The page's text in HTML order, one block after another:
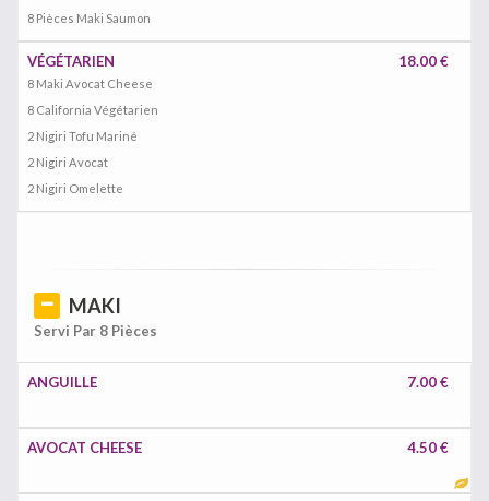
8 Pièces Maki Saumon
VÉGÉTARIEN
8 Maki Avocat Cheese
8 California Végétarien
2 Nigiri Tofu Mariné
2 Nigiri Avocat
2 Nigiri Omelette
18.00 €
MAKI
Servi Par 8 Pièces
ANGUILLE 7.00 €
AVOCAT CHEESE 4.50 €